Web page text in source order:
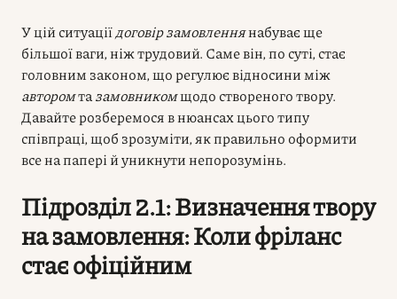
У цій ситуаціїдоговір замовленнянабуває ще
більшої ваги, ніж трудовий. Саме він, по суті, стає
головним законом, що регулює відносини між
авторомтазамовникомщодо створеного твору.
Давайте розберемося в нюансах цього типу
співпраці, щоб зрозуміти, як правильно оформити
все на папері й уникнути непорозумінь.
Підрозділ 2.1: Визначення твору
на замовлення: Коли фріланс
стає офіційним